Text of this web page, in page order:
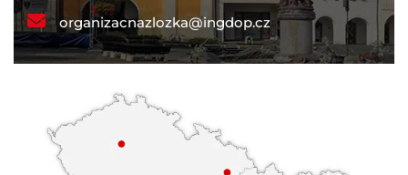
organizacnazlozka@ingdop.cz